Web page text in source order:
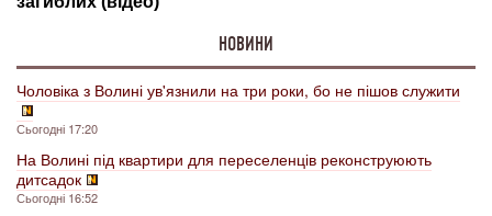
НОВИНИ
Чоловіка з Волині ув'язнили на три роки, бо не пішов служити
Сьогодні 17:20
На Волині під квартири для переселенців реконструюють
дитсадок
Сьогодні 16:52